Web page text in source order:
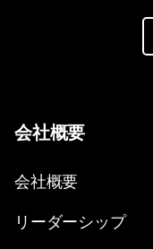
会社概要
会社概要
リーダーシップ